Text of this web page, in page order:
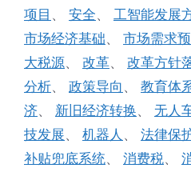
项目 、 安全、 工智能发展
市场经济基础、 市场需求
大税源、 改革、 改革方针
分析、 政策导向 、 教育体
济、 新旧经济转换、 无人
技发展、 机器人 、 法律保
补贴兜底系统、 消费税、